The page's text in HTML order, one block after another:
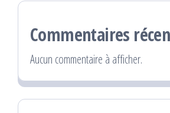
Commentaires
Aucun commentaire à afficher.